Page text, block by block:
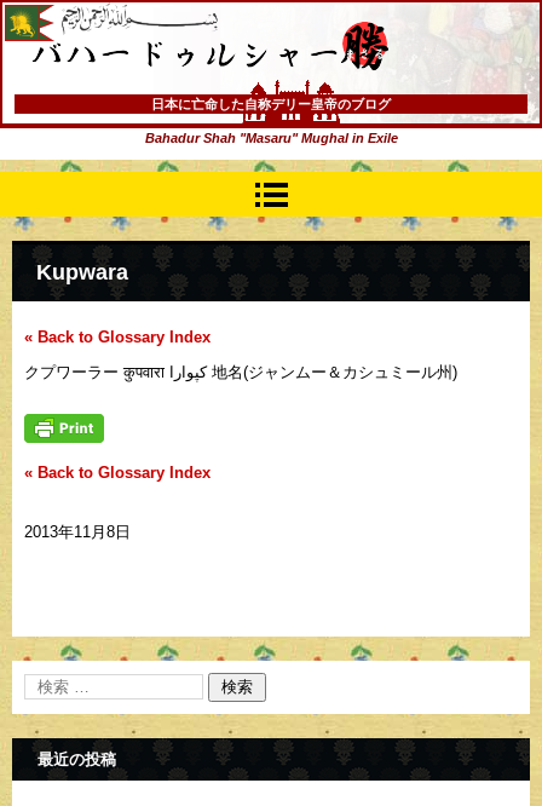
バハードゥルシャー勝(まさる)
日本に亡命した自称デリー皇帝のブログ
Bahadur Shah "Masaru" Mughal in Exile
Kupwara
« Back to Glossary Index
クプワーラー कुपवारा کپوارا 地名(ジャンムー＆カシュミール州)
« Back to Glossary Index
2013年11月8日
最近の投稿